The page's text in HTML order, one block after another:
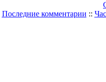
Последние комментарии ::